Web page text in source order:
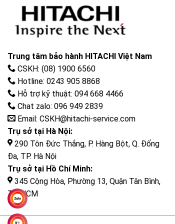
Trung tâm bảo hành HITACHI Việt Nam
CSKH: (08) 1900 6560
Hotline: 0243 905 8868
Hỗ trợ kỹ thuật: 094 668 4466
Chat zalo: 096 949 2839
Email: CSKH@hitachi-service.com
Trụ sở tại Hà Nội:
290 Tôn Đức Thắng, P. Hàng Bột, Q. Đống
Đa, TP. Hà Nội
Trụ sở tại Hồ Chí Minh:
345 Cộng Hòa, Phường 13, Quận Tân Bình,
TP. HCM